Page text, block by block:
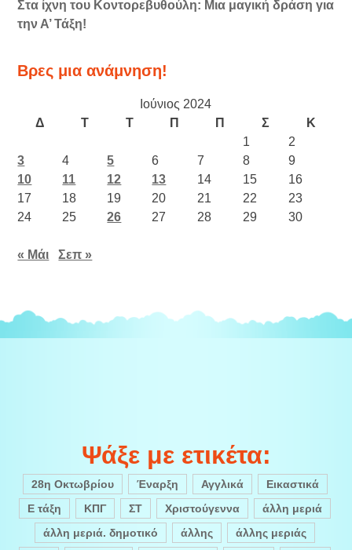
Στα ίχνη του Κοντορεβυθούλη: Μια μαγική δράση για
την Α’ Τάξη!
Βρες μια ανάμνηση!
Ιούνιος 2024
Δ
Τ Τ Π Π Σ
Κ
1
2
3
4 5 6 7 8
9
10
11 12 13 14 15
16
17
18 19 20 21 22
23
24
25 26 27 28 29 30
« Μάι Σεπ »
Ψάξε με ετικέτα:
28η Οκτωβρίου Έναρξη Αγγλικά
Εικαστικά
Ε τάξη
ΚΠΓ ΣΤ Χριστούγεννα
άλλη μεριά
άλλη μεριά. δημοτικό
άλλης
άλλης μεριάς